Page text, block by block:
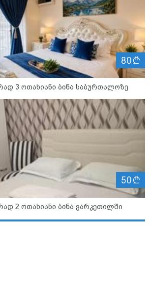
80
3 ოთახიანი ბინა საბურთალოზე
50
2 ოთახიანი ბინა ვარკეთილში